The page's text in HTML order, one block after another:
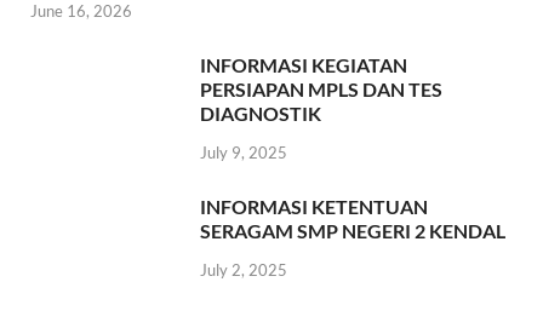
June 16, 2026
INFORMASI KEGIATAN
PERSIAPAN MPLS DAN TES
DIAGNOSTIK
July 9, 2025
INFORMASI KETENTUAN
SERAGAM SMP NEGERI 2 KENDAL
July 2, 2025